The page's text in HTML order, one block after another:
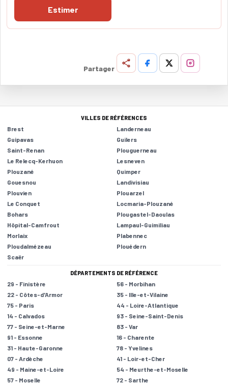
Estimer
Partager
VILLES DE RÉFÉRENCES
Brest
Landerneau
Guipavas
Guilers
Saint-Renan
Plouguerneau
Le Relecq-Kerhuon
Lesneven
Plouzané
Quimper
Gouesnou
Landivisiau
Plouvien
Plouarzel
Le Conquet
Locmaria-Plouzané
Bohars
Plougastel-Daoulas
Hôpital-Camfrout
Lampaul-Guimiliau
Morlaix
Plabennec
Ploudalmézeau
Plouédern
Scaër
DÉPARTEMENTS DE RÉFÉRENCE
29 - Finistère
56 - Morbihan
22 - Côtes-d'Armor
35 - Ille-et-Vilaine
75 - Paris
44 - Loire-Atlantique
14 - Calvados
93 - Seine-Saint-Denis
77 - Seine-et-Marne
83 - Var
91 - Essonne
16 - Charente
31 - Haute-Garonne
78 - Yvelines
07 - Ardèche
41 - Loir-et-Cher
49 - Maine-et-Loire
54 - Meurthe-et-Moselle
57 - Moselle
72 - Sarthe